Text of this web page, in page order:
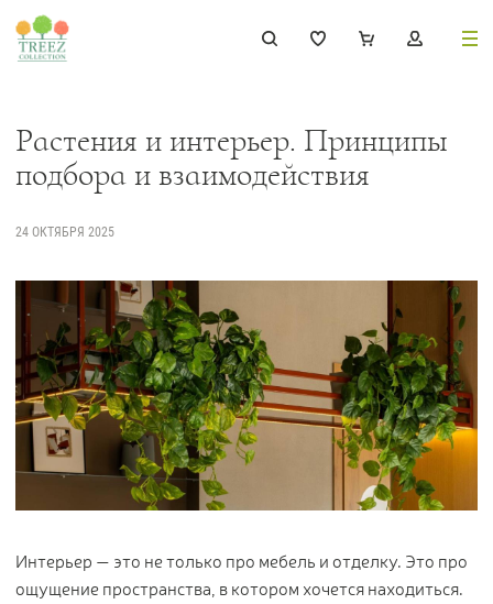
Каталог
Деревья 239
Растения, кусты, мох и трава
Ампельные растения 70
Кашпо
Дизайнерские композиции
Цветы
Готовые решения от Treez
Растения и интерьер. Принципы
подбора и взаимодействия
24 ОКТЯБРЯ 2025
Интерьер — это не только про мебель и отделку. Это про
ощущение пространства, в котором хочется находиться.